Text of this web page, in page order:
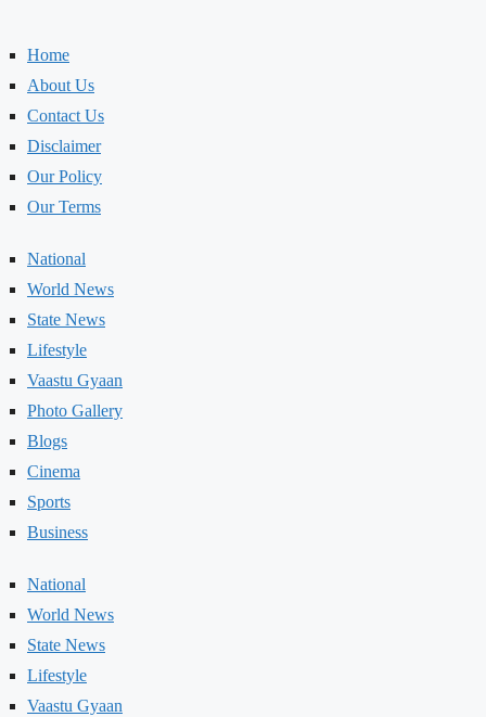
Home
About Us
Contact Us
Disclaimer
Our Policy
Our Terms
National
World News
State News
Lifestyle
Vaastu Gyaan
Photo Gallery
Blogs
Cinema
Sports
Business
National
World News
State News
Lifestyle
Vaastu Gyaan